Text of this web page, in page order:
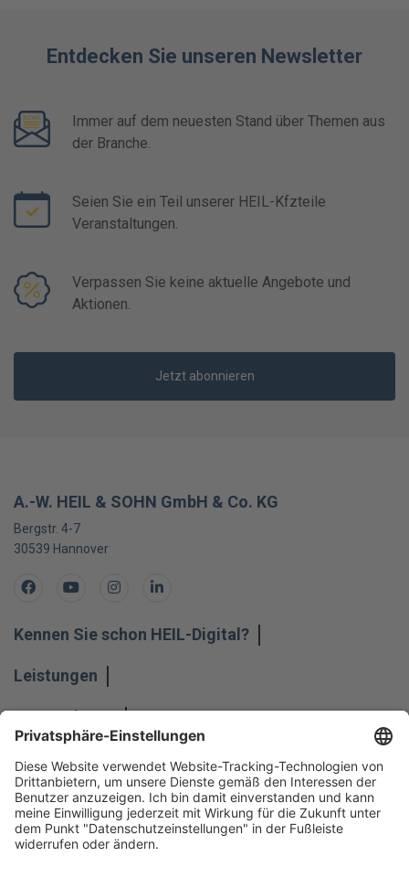
Entdecken Sie unseren Newsletter
Immer auf dem neuesten Stand über Themen aus
der Branche.
Seien Sie ein Teil unserer HEIL-Kfzteile
Veranstaltungen.
Verpassen Sie keine aktuelle Angebote und
Aktionen.
Jetzt abonnieren
A.-W. HEIL & SOHN GmbH & Co. KG
Bergstr. 4-7
30539 Hannover
FacebookYoutubeInstagramLinkedIn
Kennen Sie schon HEIL-Digital?
Leistungen
Unternehmen
Impressum